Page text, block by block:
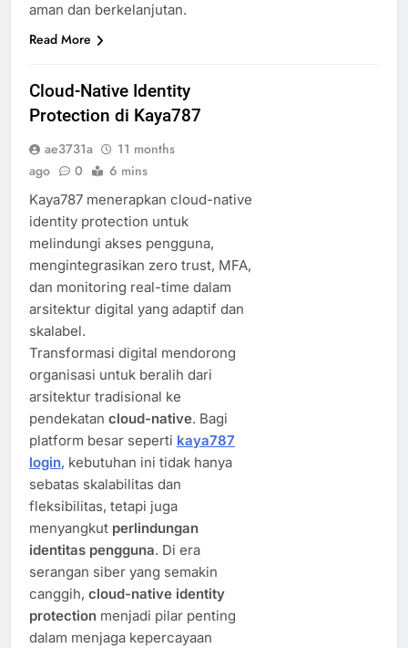
aman dan berkelanjutan.
Read More
Cloud-Native Identity
Protection di Kaya787
ae3731a
11 months
ago
0 6 mins
Kaya787 menerapkan cloud-native
identity protection untuk
melindungi akses pengguna,
mengintegrasikan zero trust, MFA,
dan monitoring real-time dalam
arsitektur digital yang adaptif dan
skalabel.
Transformasi digital mendorong
organisasi untuk beralih dari
arsitektur tradisional ke
pendekatan cloud-native. Bagi
platform besar seperti kaya787
login, kebutuhan ini tidak hanya
sebatas skalabilitas dan
fleksibilitas, tetapi juga
menyangkut perlindungan
identitas pengguna. Di era
serangan siber yang semakin
canggih, cloud-native identity
protection menjadi pilar penting
dalam menjaga kepercayaan